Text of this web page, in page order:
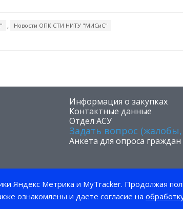
Яндекс Метрика и MyTracker. Продолжая
ознакомлены и даете согласие на
, Новости ОПК СТИ НИТУ "МИСиС"
​Информация о закупках
Контактные данные
Отдел АСУ
Задать вопрос
Анкета для опроса граждан